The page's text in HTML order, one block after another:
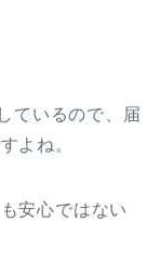
ているので、届
よね。
安心ではない